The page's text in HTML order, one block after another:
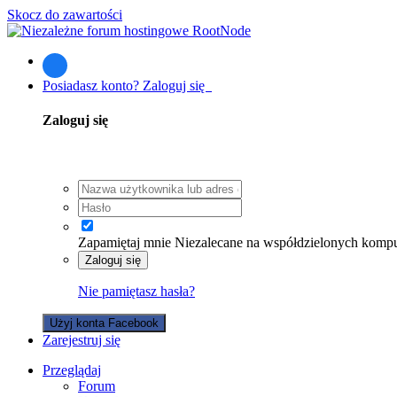
Skocz do zawartości
Posiadasz konto? Zaloguj się
Zaloguj się
Zapamiętaj mnie Niezalecane na współdzielonych
Zaloguj się
Nie pamiętasz hasła?
Użyj konta Facebook
Zarejestruj się
Przeglądaj
Forum